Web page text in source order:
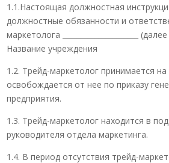
1.1.Настоящая должностная
должностные обязанности и
маркетолога _____________________
Название учреждения
1.2. Трейд-маркетолог принимается
освобождается от нее по приказу
предприятия.
1.3. Трейд-маркетолог находится в
руководителя отдела маркетинга.
1.4. В период отсутствия трейд-